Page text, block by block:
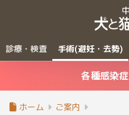
診療・検査 手術(避妊・去勢)
各種感染
ホーム ご案内